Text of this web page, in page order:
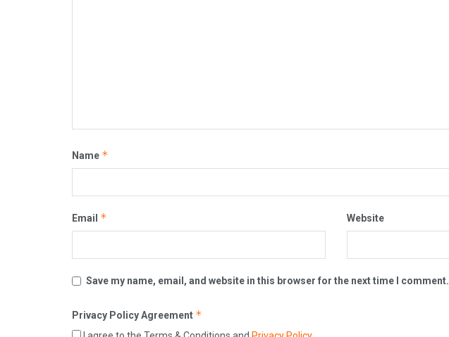
Name *
Email * Website
Save my name, email, and website in this browser for the next time I comment.
Privacy Policy Agreement *